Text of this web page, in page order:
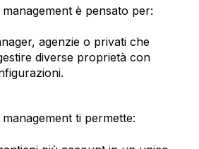
è pensato per:
agenzie o privati che
diverse proprietà con
ti permette: